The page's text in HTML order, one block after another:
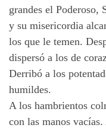
grandes el Poderoso,
y su misericordia
los que le temen.
dispersó a los de
Derribó a los
humildes.
A los hambrientos
con las manos